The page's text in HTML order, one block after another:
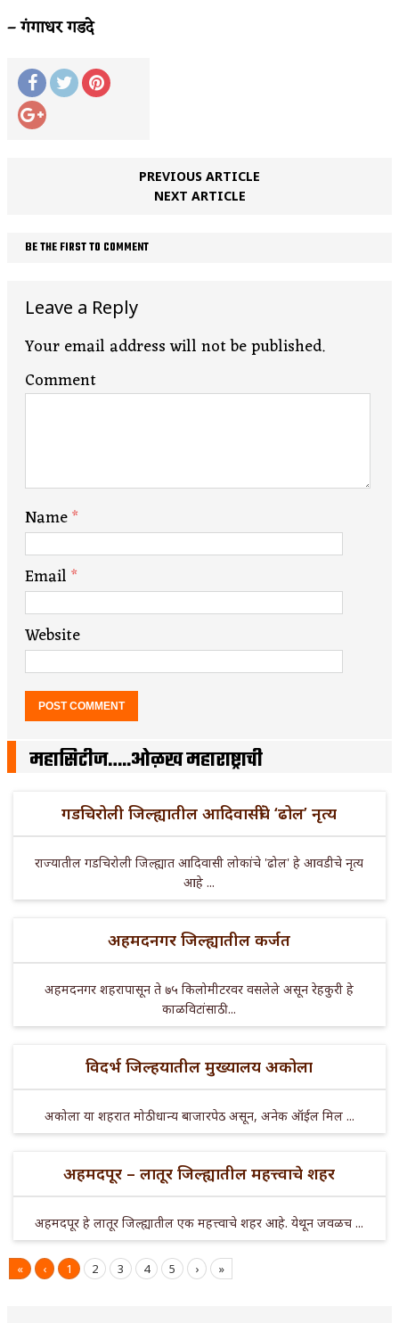
– गंगाधर गडदे
PREVIOUS ARTICLE
NEXT ARTICLE
BE THE FIRST TO COMMENT
Leave a Reply
Your email address will not be published.
Comment
Name*
Email*
Website
महासिटीज…..ओळख महाराष्ट्राची
गडचिरोली जिल्ह्यातील आदिवासींचे ‘ढोल’ नृत्य
राज्यातील गडचिरोली जिल्ह्यात आदिवासी लोकांचे 'ढोल' हे आवडीचे नृत्य
आहे ...
अहमदनगर जिल्ह्यातील कर्जत
अहमदनगर शहरापासून ते ७५ किलोमीटरवर वसलेले असून रेहकुरी हे
काळविटांसाठी ...
विदर्भ जिल्हयातील मुख्यालय अकोला
अकोला या शहरात मोठी धान्य बाजारपेठ असून, अनेक ऑईल मिल ...
अहमदपूर – लातूर जिल्ह्यातील महत्त्वाचे शहर
अहमदपूर हे लातूर जिल्ह्यातील एक महत्त्वाचे शहर आहे. येथून जवळच ...
« ‹ 1 2 3 4 5 › »